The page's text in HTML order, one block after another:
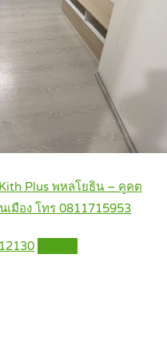
Plus พหลโยธิน – คูคต
เมือง โทร 0811715953